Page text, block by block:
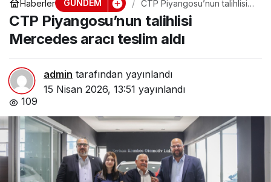
Haberler GÜNDEM
CTP Piyangosu’nun talihlisi
Mercedes aracı teslim aldı
CTP Piyangosu’nun talihlisi
Mercedes aracı teslim aldı
admin tarafından yayınlandı
15 Nisan 2026, 13:51 yayınlandı
109